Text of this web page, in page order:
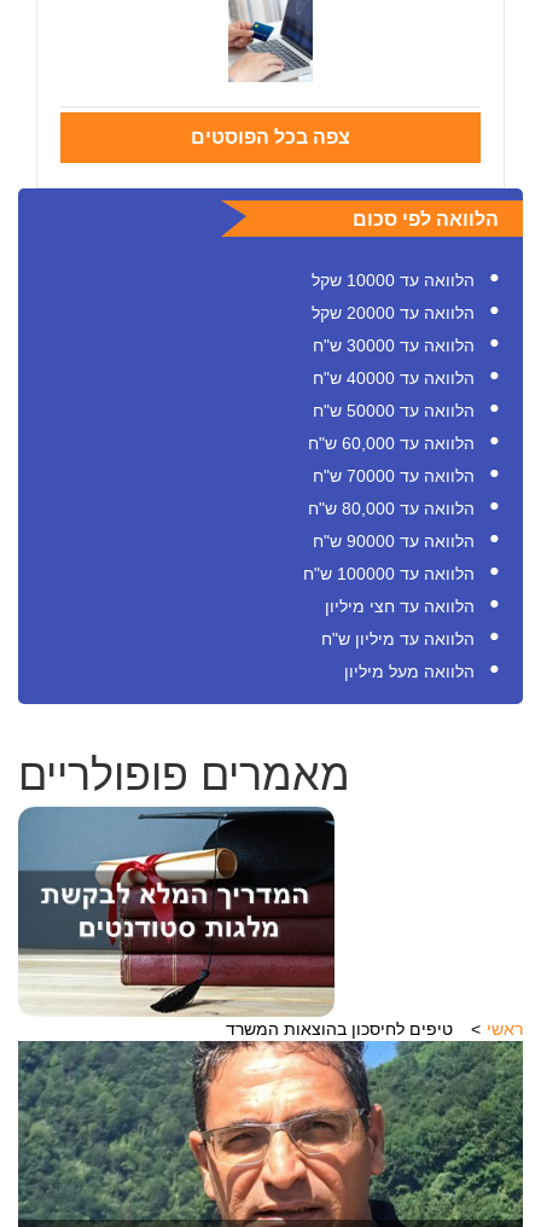
צפה בכל הפוסטים
הלוואה לפי סכום
הלוואה עד 10000 שקל
הלוואה עד 20000 שקל
הלוואה עד 30000 ש"ח
הלוואה עד 40000 ש"ח
הלוואה עד 50000 ש"ח
הלוואה עד 60,000 ש"ח
הלוואה עד 70000 ש"ח
הלוואה עד 80,000 ש"ח
הלוואה עד 90000 ש"ח
הלוואה עד 100000 ש"ח
הלוואה עד חצי מיליון
הלוואה עד מיליון ש"ח
הלוואה מעל מיליון
מאמרים פופולריים
ראשי טיפים לחיסכון בהוצאות המשרד